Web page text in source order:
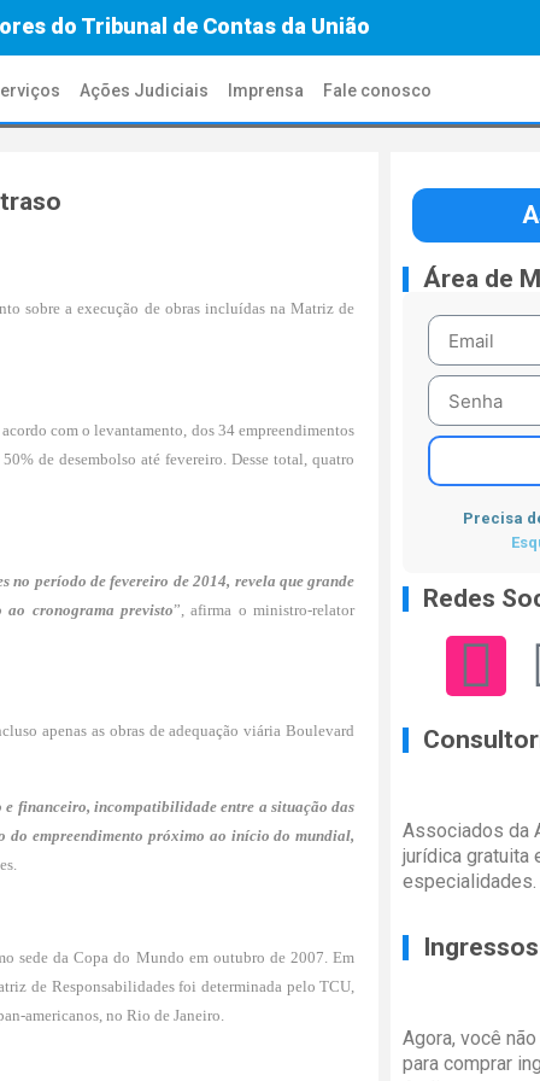
do Tribunal de Contas da União
Ações Judiciais Imprensa Fale conosco
sobre a execução de obras incluídas na Matriz de
com o levantamento, dos 34 empreendimentos
de desembolso até fevereiro. Desse total, quatro
no período de fevereiro de 2014, revela que grande
ao cronograma previsto”, afirma o ministro-relator
apenas as obras de adequação viária Boulevard
e financeiro, incompatibilidade entre a situação das
do empreendimento próximo ao início do mundial,
sede da Copa do Mundo em outubro de 2007. Em
de Responsabilidades foi determinada pelo TCU,
americanos, no Rio de Janeiro.
Área de
Precisa
Redes
Associados da
jurídica gratuita
especialidades.
Agora, você
para comprar